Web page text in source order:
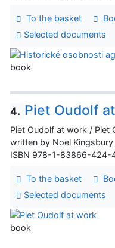
To the basket
Selected documents
book
4. Piet Oudolf
Piet Oudolf at work / Piet
written by Noel
ISBN 978-1-83866-424-
To the basket
Selected documents
book